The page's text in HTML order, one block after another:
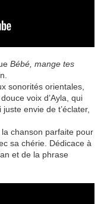
Bébé, mange tes
sonorités orientales,
voix d’Ayla, qui
envie de t’éclater,
chanson parfaite pour
sa chérie. Dédicace à
et de la phrase